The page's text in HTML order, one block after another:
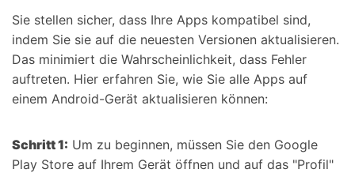
Sie stellen sicher, dass Ihre Apps kompatibel sind,
indem Sie sie auf die neuesten Versionen aktualisieren.
Das minimiert die Wahrscheinlichkeit, dass Fehler
auftreten. Hier erfahren Sie, wie Sie alle Apps auf
einem Android-Gerät aktualisieren können:
Schritt 1: Um zu beginnen, müssen Sie den Google
Play Store auf Ihrem Gerät öffnen und auf das "Profil"